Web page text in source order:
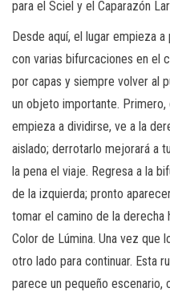
para el Sciel y el Caparazón
Desde aquí, el lugar empieza
con varias bifurcaciones en el
por capas y siempre volver al
un objeto importante.
empieza a dividirse, ve a la
aislado; derrotarlo mejorará a
la pena el viaje. Regresa a la
de la izquierda; pronto
tomar el camino de la derecha
Color de Lúmina. Una vez que
otro lado para continuar. Esta
parece un pequeño